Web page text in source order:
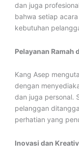
dan juga
bahwa setiap
kebutuhan
Pelayanan Ramah
Kang Asep
dengan
dan juga personal.
pelanggan
perhatian yang
Inovasi dan